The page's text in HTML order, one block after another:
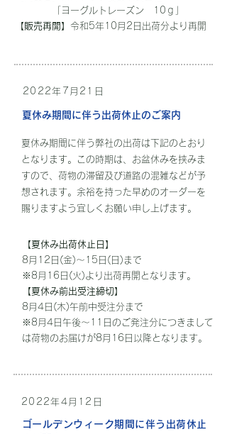
「ヨーグルトレーズン 10ｇ」
【販売再開】 令和5年10月2日出荷分より再開
2022年7月21日
夏休み期間に伴う出荷休止のご案内
夏休み期間に伴う弊社の出荷は下記のとおり
となります。この時期は、お盆休みを挟みま
すので、荷物の滞留及び道路の混雑などが予
想されます。余裕を持った早めのオーダーを
賜りますよう宜しくお願い申し上げます。
【夏休み出荷休止日】
8月12日(金)〜15日(日)まで
※8月16日(火)より出荷再開となります。
【夏休み前出受注締切】
8月4日(木)午前中受注分まで
※8月4日午後〜11日のご発注分につきまして
は荷物のお届けが8月16日以降となります。
2022年4月12日
ゴールデンウィーク期間に伴う出荷休止